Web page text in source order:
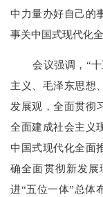
中力量办好自己的
事关中国式现代化
会议强调， “
主义、毛泽东思想
发展观，全面贯彻
全面建成社会主义
中国式现代化全面
确全面贯彻新发
进“五位一体”总体